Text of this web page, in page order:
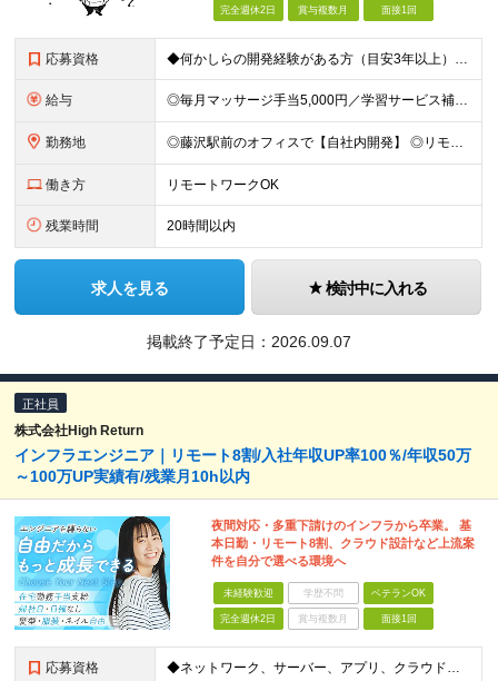
完全週休2日 賞与複数月 面接1回
応募資格 ◆何かしらの開発経験がある方（目安3年以上） └一人称で開発を進めた経験があればOK！ 特に言語の縛り等はございません。 ◆学歴不問 ＼こんな方であれば入社後すぐに活躍できます／ ・PHPを活用し
給与 ◎毎月マッサージ手当5,000円／学習サービス補助制度あり ■年俸420万円～518万円 （14分割／毎月の給与に加えて、賞与として年2回支給します） ┗月給換算：30万円～37万円 ＼あなたの
勤務地 ◎藤沢駅前のオフィスで【自社内開発】 ◎リモートワークOK ◎茅ヶ崎、鎌倉、逗子、平塚、辻堂などから電車で通いやすい 神奈川県藤沢市藤沢89-1 メイキビル4F ＼都内や横浜・川崎市に住むより、家
働き方 リモートワークOK
残業時間 20時間以内
求人を見る 検討中に入れる
掲載終了予定日： 2026.09.07
正社員
株式会社High Return
インフラエンジニア｜リモート8割/入社年収UP率100％/年収50万
～100万UP実績有/残業月10h以内
夜間対応・多重下請けのインフラから卒業。 基
本日勤・リモート8割、クラウド設計など上流案
件を自分で選べる環境へ
未経験歓迎 学歴不問 ベテランOK
完全週休2日 賞与複数月 面接1回
応募資格 ◆ネットワーク、サーバー、アプリ、クラウドなどインフラ全般の知識や何らかの実務経験がある方（年数不問） ◆高卒以上 ＼こんな方にピッタリな環境です／ ◎経験やスキルを正当に評価され、年収アップしたい